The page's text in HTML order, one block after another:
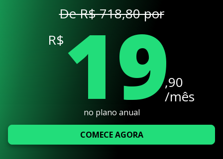
De R$ 718,80 por
R$ 19,90
/mês
no plano anual
COMECE AGORA